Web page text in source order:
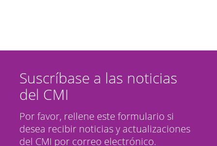
Suscríbase a las noticias
del CMI
Por favor, rellene este formulario si
desea recibir noticias y actualizaciones
del CMI por correo electrónico.